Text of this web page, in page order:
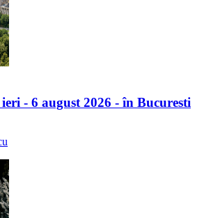
- 6 august 2026 - în Bucuresti